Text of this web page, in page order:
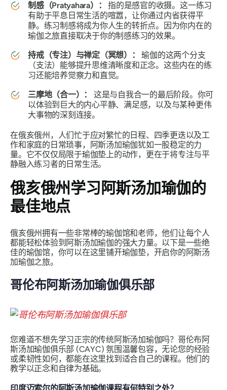
制感（Pratyahara）：
指的是感官的收摄。这一练习
有助于平息日常生活的喧嚣，让你通过内省获得平
静。练习制感将成为你人生的转折点。因为你内在的
瑜伽之旅直接取决于你的制感练习的效果。
持戒（专注）与禅定（冥想）：
瑜伽的这两个分支
（支法）能够提升思维清晰度和正念。这些内在的练
习还能培养觉察力和直觉。
三摩地（合一）：
这是与自我合一的最后阶段。你可
以体验到巨大的内心平静、满足感，以及与某种更伟
大事物的深刻连接。
在俄亥俄州，人们忙于应对繁忙的日程、四季更迭以及工
作和家庭的日常琐事，阿斯汤加瑜伽犹如一股稳定的力
量。它不仅仅局限于瑜伽垫上的动作，更在于将专注与平
静融入练习者的日常生活。
俄亥俄州学习阿斯汤加瑜伽的
最佳地点
俄亥俄州拥有一些非常棒的瑜伽馆和老师，他们让每个人
都能轻松体验到阿斯汤加瑜伽的强大力量。以下是一些绝
佳的瑜伽馆，你可以在这里铺开瑜伽垫，开启你的阿斯汤
加瑜伽之旅。
哥伦布阿斯汤加瑜伽俱乐部
您难道不想先学习正宗的传统阿斯汤加瑜伽吗？哥伦布阿
斯汤加瑜伽俱乐部 (CAYC) 氛围温馨包容，无论您的经验
或柔韧性如何，都能在这里找到适合自己的课程。他们的
教学以正念和自律为基础。